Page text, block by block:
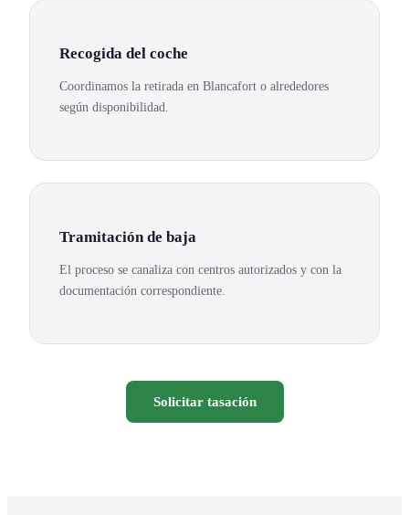
Recogida del coche
Coordinamos la retirada en Blancafort o alrededores
según disponibilidad.
Tramitación de baja
El proceso se canaliza con centros autorizados y con la
documentación correspondiente.
Solicitar tasación